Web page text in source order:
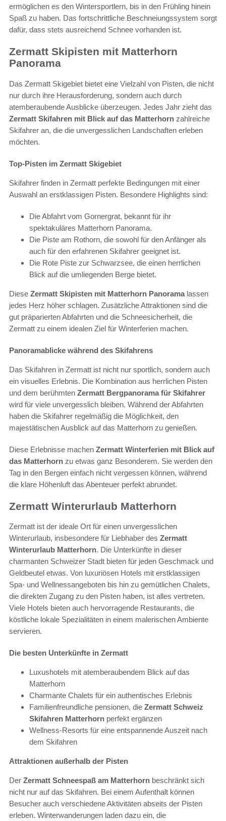
ermöglichen es den Wintersportlern, bis in den Frühling hinein
Spaß zu haben. Das fortschrittliche Beschneiungssystem sorgt
dafür, dass stets ausreichend Schnee vorhanden ist.
Zermatt Skipisten mit Matterhorn
Panorama
Das Zermatt Skigebiet bietet eine Vielzahl von Pisten, die nicht
nur durch ihre Herausforderung, sondern auch durch
atemberaubende Ausblicke überzeugen. Jedes Jahr zieht das
Zermatt Skifahren mit Blick auf das Matterhorn zahlreiche
Skifahrer an, die die unvergesslichen Landschaften erleben
möchten.
Top-Pisten im Zermatt Skigebiet
Skifahrer finden in Zermatt perfekte Bedingungen mit einer
Auswahl an erstklassigen Pisten. Besondere Highlights sind:
Die Abfahrt vom Gornergrat, bekannt für ihr
spektakuläres Matterhorn Panorama.
Die Piste am Rothorn, die sowohl für den Anfänger als
auch für den erfahrenen Skifahrer geeignet ist.
Die Rote Piste zur Schwarzsee, die einen herrlichen
Blick auf die umliegenden Berge bietet.
Diese Zermatt Skipisten mit Matterhorn Panoramalassen
jedes Herz höher schlagen. Zusätzliche Attraktionen sind die
gut präparierten Abfahrten und die Schneesicherheit, die
Zermatt zu einem idealen Ziel für Winterferien machen.
Panoramablicke während des Skifahrens
Das Skifahren in Zermatt ist nicht nur sportlich, sondern auch
ein visuelles Erlebnis. Die Kombination aus herrlichen Pisten
und dem berühmten Zermatt Bergpanorama für Skifahrer
wird für viele unvergesslich bleiben. Während der Abfahrten
haben die Skifahrer regelmäßig die Möglichkeit, den
majestätischen Ausblick auf das Matterhorn zu genießen.
Diese Erlebnisse machen Zermatt Winterferien mit Blick auf
das Matterhorn zu etwas ganz Besonderem. Sie werden den
Tag in den Bergen einfach nicht vergessen können, während
die klare Höhenluft das Abenteuer perfekt abrundet.
Zermatt Winterurlaub Matterhorn
Zermatt ist der ideale Ort für einen unvergesslichen
Winterurlaub, insbesondere für Liebhaber des Zermatt
Winterurlaub Matterhorn. Die Unterkünfte in dieser
charmanten Schweizer Stadt bieten für jeden Geschmack und
Geldbeutel etwas. Von luxuriösen Hotels mit erstklassigen
Spa- und Wellnessangeboten bis hin zu gemütlichen Chalets,
die direkten Zugang zu den Pisten haben, ist alles vertreten.
Viele Hotels bieten auch hervorragende Restaurants, die
köstliche lokale Spezialitäten in einem malerischen Ambiente
servieren.
Die besten Unterkünfte in Zermatt
Luxushotels mit atemberaubendem Blick auf das
Matterhorn
Charmante Chalets für ein authentisches Erlebnis
Familienfreundliche pensionen, die Zermatt Schweiz
Skifahren Matterhorn perfekt ergänzen
Wellness-Resorts für eine entspannende Auszeit nach
dem Skifahren
Attraktionen außerhalb der Pisten
Der Zermatt Schneespaß am Matterhorn beschränkt sich
nicht nur auf das Skifahren. Bei einem Aufenthalt können
Besucher auch verschiedene Aktivitäten abseits der Pisten
erleben. Winterwanderungen laden dazu ein, die